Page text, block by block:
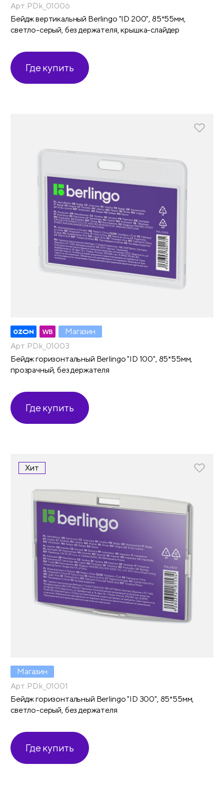
Арт. PDk_01006
Бейдж вертикальный Berlingo "ID 200", 85*55мм,
светло-серый, без держателя, крышка-слайдер
Где купить
Магазин
Арт. PDk_01003
Бейдж горизонтальный Berlingo "ID 100", 85*55мм,
прозрачный, без держателя
Где купить
Хит
Магазин
Арт. PDk_01001
Бейдж горизонтальный Berlingo "ID 300", 85*55мм,
светло-серый, без держателя
Где купить